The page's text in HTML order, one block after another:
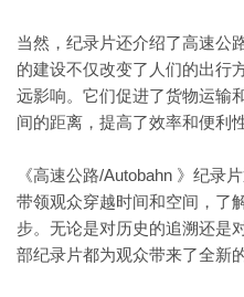
当然，纪录片还介绍了高速公
的建设不仅改变了人们的出行
远影响。它们促进了货物运输
间的距离，提高了效率和便利性
《高速公路/Autobahn 》纪录
带领观众穿越时间和空间，了
步。无论是对历史的追溯还是
部纪录片都为观众带来了全新